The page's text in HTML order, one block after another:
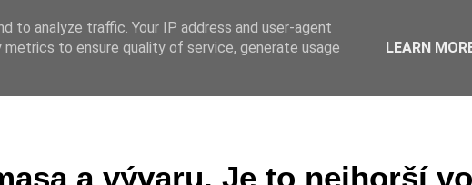
a vývaru. Je to nejhorší
to analyze traffic. Your IP address and user-agent
to ensure quality of service, generate usage
LEARN